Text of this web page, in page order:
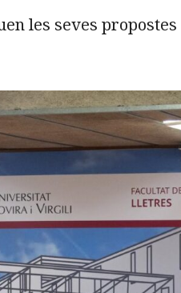
les seves